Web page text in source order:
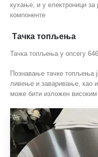
кухање, и у електроници
компоненте
Тачка топљења
Тачка топљења у опсегу
Познавање тачке топљења
ливење и заваривање, као и
може бити изложен високим